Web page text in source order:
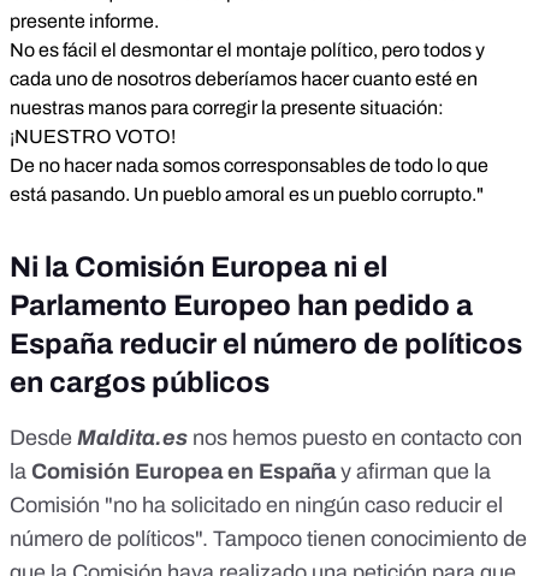
presente informe.
No es fácil el desmontar el montaje político, pero todos y
cada uno de nosotros deberíamos hacer cuanto esté en
nuestras manos para corregir la presente situación:
¡NUESTRO VOTO!
De no hacer nada somos corresponsables de todo lo que
está pasando. Un pueblo amoral es un pueblo corrupto."
Ni la Comisión Europea ni el
Parlamento Europeo han pedido a
España reducir el número de políticos
en cargos públicos
Desde Maldita.es nos hemos puesto en contacto con
la Comisión Europea en Españay afirman que la
Comisión "no ha solicitado en ningún caso reducir el
número de políticos". Tampoco tienen conocimiento de